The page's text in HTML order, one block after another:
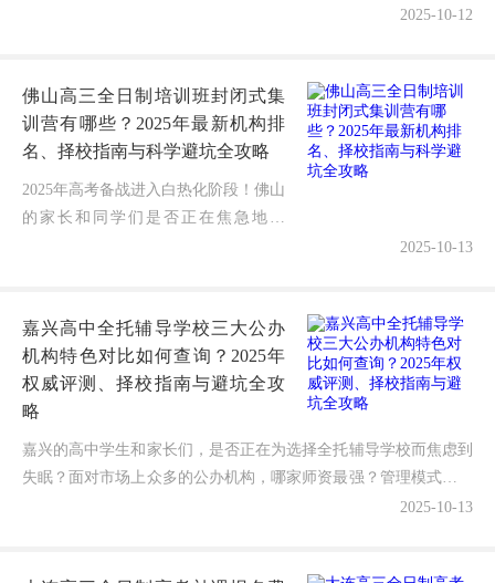
正...
2025-10-12
佛山高三全日制培训班封闭式集
训营有哪些？2025年最新机构排
名、择校指南与科学避坑全攻略
2025年高考备战进入白热化阶段！佛山
的家长和同学们是否正在焦急地搜
庭...
2025-10-13
嘉兴高中全托辅导学校三大公办
机构特色对比如何查询？2025年
权威评测、择校指南与避坑全攻
略
嘉兴的高中学生和家长们，是否正在为选择全托辅导学校而焦虑到
失眠？面对市场上众多的公办机构，哪家师资最强？管理模式最科
学？提分效果最真实？性价比最高？作为一名深耕教育领域1...
2025-10-13